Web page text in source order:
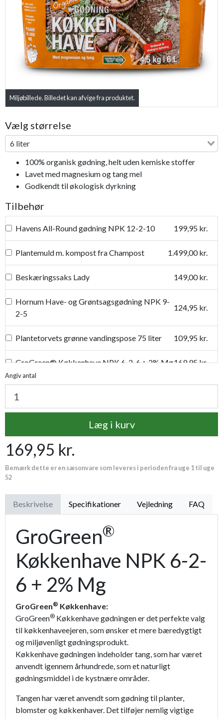
Miljøbillede. Billedet kan afvige fra produktet.
Previous Next
Vælg størrelse
6 liter
100% organisk gødning, helt uden kemiske stoffer
Lavet med magnesium og tang mel
Godkendt til økologisk dyrkning
Tilbehør
Havens All-Round gødning NPK 12-2-10 199,95 kr.
Plantemuld m. kompost fra Champost 1.499,00 kr.
Beskæringssaks Lady 149,00 kr.
Hornum Have- og Grøntsagsgødning NPK 9-
2-5
124,95 kr.
Plantetorvets grønne vandingspose 75 liter 109,95 kr.
GroGreen® Køkkenhave NPK 6-2-6 + 2% Mg169,95 kr.
Proffesionel vandingspose 100 liter 149,95 kr.
Angiv antal
Læg i kurv
169,95 kr.
Bemærk dette er en sæsonvare som leveres i perioden fra uge 1 til uge
52
Beskrivelse Specifikationer Vejledning FAQ
GroGreen®
Køkkenhave NPK 6-2-
6 + 2% Mg
GroGreen® Køkkenhave:
GroGreen® Køkkenhave gødningen er det perfekte valg
til køkkenhaveejeren, som ønsker et mere bæredygtigt
og miljøvenligt gødningsprodukt.
Køkkenhave gødningen indeholder tang, som har været
anvendt igennem århundrede, som et naturligt
gødningsmiddel i de kystnære områder.
Tangen har været anvendt som gødning til planter,
blomster og køkkenhaver. Det tilføjer nemlig vigtige